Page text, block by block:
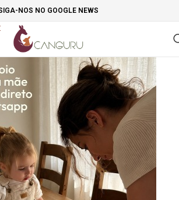
NOS NO GOOGLE NEWS